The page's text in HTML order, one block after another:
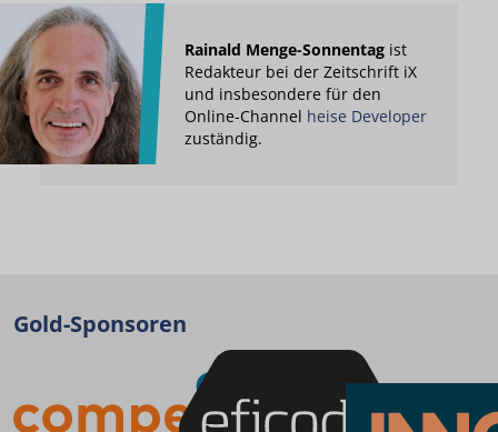
Rainald Menge-Sonnentag ist
Redakteur bei der Zeitschrift iX
und insbesondere für den
Online-Channel heise Developer
zuständig.
Gold-Sponsoren